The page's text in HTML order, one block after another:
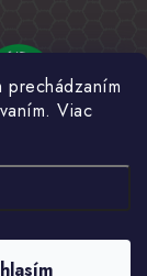
prechádzaním
Viac
Upraviť nastavenie